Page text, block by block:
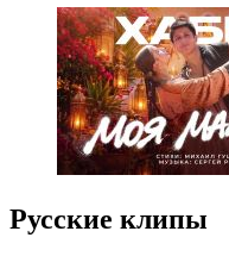
Русские клипы